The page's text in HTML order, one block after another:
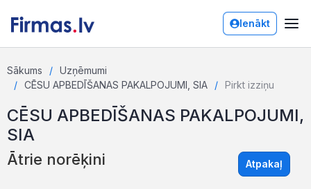
Ienākt
Sākums
Uzņēmumi
CĒSU APBEDĪŠANAS PAKALPOJUMI, SIA
Pirkt izziņu
CĒSU APBEDĪŠANAS PAKALPOJUMI,
SIA
Ātrie norēķini Atpakaļ